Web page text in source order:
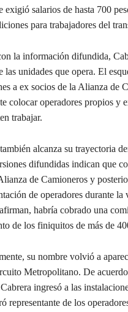
exigió salarios de hasta 700
para trabajadores del
la información difundida,
las unidades que opera. El
a ex socios de la Alianza de
colocar operadores propios y
trabajar.
alcanza su trayectoria
difundidas indican que
de Camioneros y
de operadores durante
habría cobrado una
de los finiquitos de más de
su nombre volvió a
Metropolitano. De
ingresó a las
representante de los